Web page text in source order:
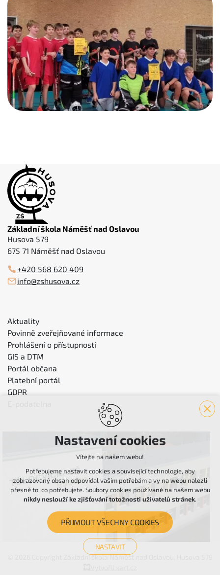
Základní škola Náměšť nad Oslavou
Husova 579
675 71 Náměšť nad Oslavou
+420 568 620 409
info@zshusova.cz
Aktuality
Povinně zveřejňované informace
Prohlášení o přístupnosti
GIS a DTM
Portál občana
Platební portál
GDPR
© 2026 Copyright Základní škola Náměšť nad Oslavou, Husova 579
Nastavení cookies
Vítejte na našem webu!
Potřebujeme nastavit cookies a související technologie, aby
zobrazovaný obsah odpovídal vašim potřebám a vy na webu nalezli
přesně to, co potřebujete. Soubory cookies používané na našem webu
nikdy neslouží ke zjišťování totožnosti uživatelů stránek.
PŘIJMOUT VŠECHNY COOKIES
NASTAVIT